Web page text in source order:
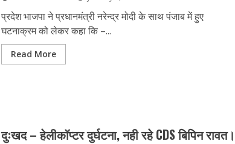
प्रदेश भाजपा ने प्रधानमंत्री नरेन्द्र मोदी के साथ पंजाब में हुए
घटनाक्रम को लेकर कहा कि –...
Read More
दुःखद – हेलीकॉप्टर दुर्घटना, नही रहे CDS बिपिन रावत।